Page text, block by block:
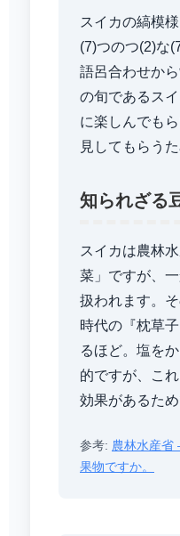
スイカの縞模
(7)つのつ(2)な
語呂合わせか
の旬であるス
に楽しんでも
見してもらう
知られざる
スイカは農林
菜」ですが、
扱われます。
時代の『枕草
るほど。塩を
的ですが、こ
効果があるため
参考: 農林水産省
果物ですか。